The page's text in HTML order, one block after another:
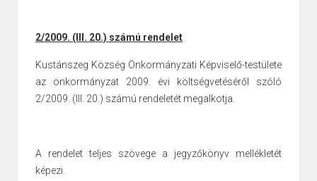
2/2009. (III. 20.) számú rendelet
Kustánszeg Község Önkormányzati Képviselő-testülete
az önkormányzat 2009. évi költségvetéséről szóló
2/2009. (III. 20.) számú rendeletét megalkotja.
A rendelet teljes szövege a jegyzőkönyv mellékletét
képezi.